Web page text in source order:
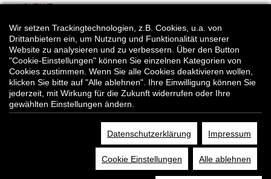
*Alle Preisangaben gelten inklusive gesetzlichen MwSt. und bei Selbstabholung.
Bei Preisen, die mit "UVP" gekennzeichnet sind, handelt es sich um die
© Sport Roman
Wir setzen Trackingtechnologien, z.B. Cookies, u.a. von
Drittanbietern ein, um Nutzung und Funktionalität unserer
Website zu analysieren und zu verbessern. Über den Button
"Cookie-Einstellungen" können Sie einzelnen Kategorien von
Cookies zustimmen. Wenn Sie alle Cookies deaktivieren wollen,
klicken Sie bitte auf "Alle ablehnen". Ihre Einwilligung können Sie
jederzeit, mit Wirkung für die Zukunft widerrufen oder Ihre
gewählten Einstellungen ändern.
Datenschutzerklärung Impressum
Cookie Einstellungen Alle ablehnen